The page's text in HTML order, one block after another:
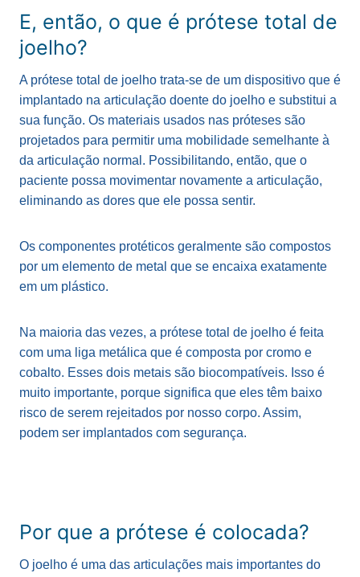
E, então, o que é prótese total de
joelho?
A prótese total de joelho trata-se de um dispositivo que é
implantado na articulação doente do joelho e substitui a
sua função. Os materiais usados ​​nas próteses são
projetados para permitir uma mobilidade semelhante à
da articulação normal. Possibilitando, então, que o
paciente possa movimentar novamente a articulação,
eliminando as dores que ele possa sentir.
Os componentes protéticos geralmente são compostos
por um elemento de metal que se encaixa exatamente
em um plástico.
Na maioria das vezes, a prótese total de joelho é feita
com uma liga metálica que é composta por cromo e
cobalto. Esses dois metais são biocompatíveis. Isso é
muito importante, porque significa que eles têm baixo
risco de serem rejeitados por nosso corpo. Assim,
podem ser implantados com segurança.
Por que a prótese é colocada?
O joelho é uma das articulações mais importantes do